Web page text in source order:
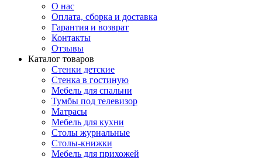
О нас
Оплата, сборка и доставка
Гарантия и возврат
Контакты
Отзывы
Каталог товаров
Стенки детские
Стенка в гостиную
Мебель для спальни
Тумбы под телевизор
Матрасы
Мебель для кухни
Столы журнальные
Столы-книжки
Мебель для прихожей